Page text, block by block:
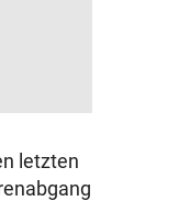
letzten